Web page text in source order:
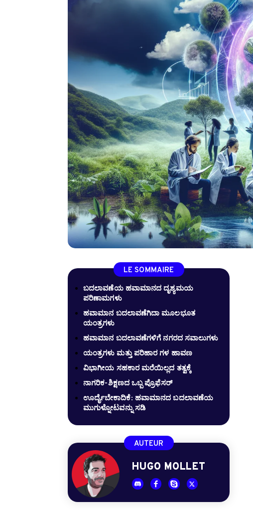
LE SOMMAIRE
ಬದಲಾವಣೆಯ ಹವಾಮಾನದ ದೃಶ್ಯಮಯ
ಪರಿಣಾಮಗಳು
ಹವಾಮಾನ ಬದಲಾವಣೆಗಿದಾ ಮೂಲಭೂತ
ಯಂತ್ರಗಳು
ಹವಾಮಾನ ಬದಲಾವಣೆಗಳಿಗೆ ನಗರದ ಸವಾಲುಗಳು
ಯಂತ್ರಗಳು ಮತ್ತು ಪರಿಹಾರ ಗಳ ಹಾವಣ
ವಿಭಾಗೀಯ ಸಹಕಾರ ಮರೆಯಿಲ್ಲದ ತತ್ವಕ್ಕೆ
ನಾಗರಿಕ-ಶಿಕ್ಷಣದ ಒಬ್ಬ ಪ್ರೊಫೆಸರ್
ಊರ್ದೈಬೇಕಾದಿಕೆ: ಹವಾಮಾನದ ಬದಲಾವಣೆಯ
ಮುಗುಳ್ನೋಟವನ್ನು ಸಡಿ
AUTEUR
HUGO MOLLET